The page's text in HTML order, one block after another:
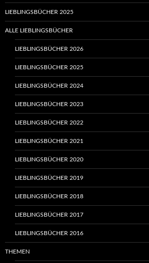
LIEBLINGSBÜCHER 2025
ALLE LIEBLINGSBÜCHER
LIEBLINGSBÜCHER 2026
LIEBLINGSBÜCHER 2025
LIEBLINGSBÜCHER 2024
LIEBLINGSBÜCHER 2023
LIEBLINGSBÜCHER 2022
LIEBLINGSBÜCHER 2021
LIEBLINGSBÜCHER 2020
LIEBLINGSBÜCHER 2019
LIEBLINGSBÜCHER 2018
LIEBLINGSBÜCHER 2017
LIEBLINGSBÜCHER 2016
THEMEN